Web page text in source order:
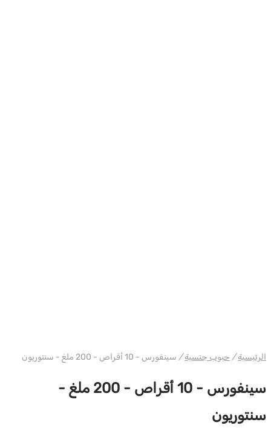
الرئيسية / حبوب جنسية / سينفورس - 10 أقراص - 200 ملغ - سنتوريون
سينفورس - 10 أقراص - 200 ملغ -
سنتوريون